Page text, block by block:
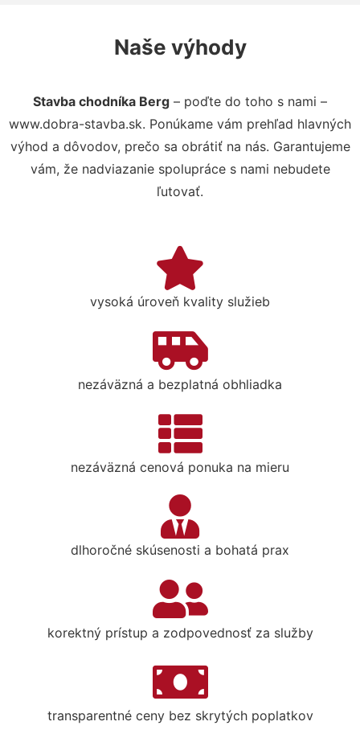
Naše výhody
Stavba chodníka Berg – poďte do toho s nami –
www.dobra-stavba.sk. Ponúkame vám prehľad hlavných
výhod a dôvodov, prečo sa obrátiť na nás. Garantujeme
vám, že nadviazanie spolupráce s nami nebudete
ľutovať.
vysoká úroveň kvality služieb
nezáväzná a bezplatná obhliadka
nezáväzná cenová ponuka na mieru
dlhoročné skúsenosti a bohatá prax
korektný prístup a zodpovednosť za služby
transparentné ceny bez skrytých poplatkov